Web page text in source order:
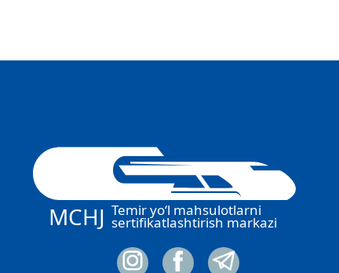
MCHJ Temir yo‘l mahsulotlarni
sertifikatlashtirish markazi